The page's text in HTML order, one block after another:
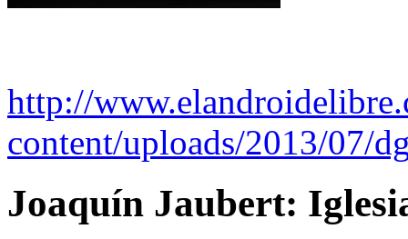
http://
content/uploads/2013/07/
Joaquín Jaubert: